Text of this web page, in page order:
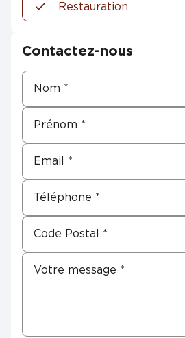
Restauration
Contactez-nous